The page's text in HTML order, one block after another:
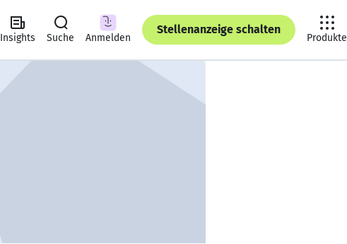
Insights Suche Anmelden
Stellenanzeige schalten
Produkte